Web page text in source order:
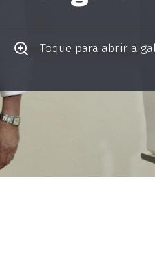
Toque para abrir a